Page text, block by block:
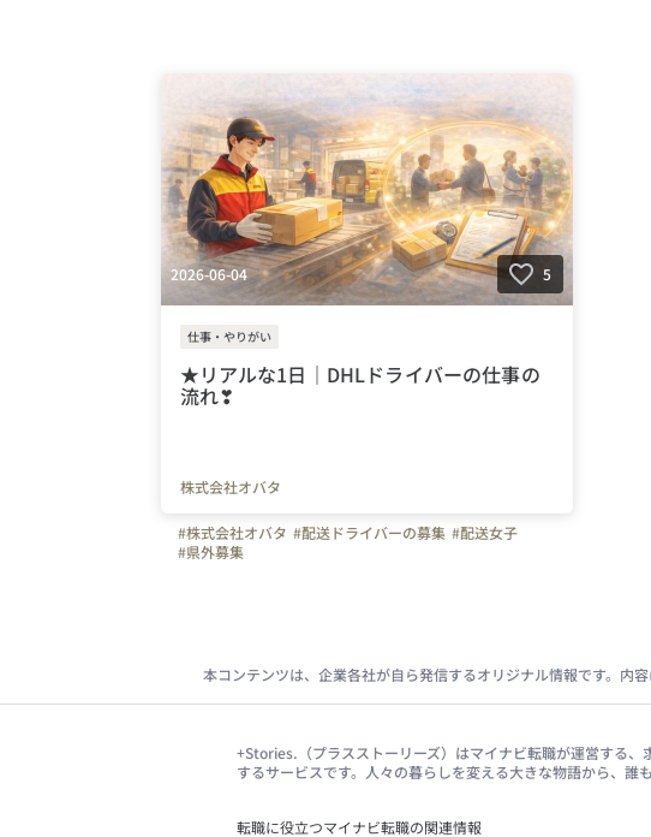
2026-06-04 5
仕事・やりがい
★リアルな1日｜DHLドライバーの仕事の
流れ❣
株式会社オバタ
#株式会社オバタ #配送ドライバーの募集 #配送女子
#県外募集
本コンテンツは、企業各社が自ら発信するオリジナル情報です。内
+Stories.（プラスストーリーズ）はマイナビ転職が運営する
するサービスです。人々の暮らしを変える大きな物語から、誰
転職に役立つマイナビ転職の関連情報